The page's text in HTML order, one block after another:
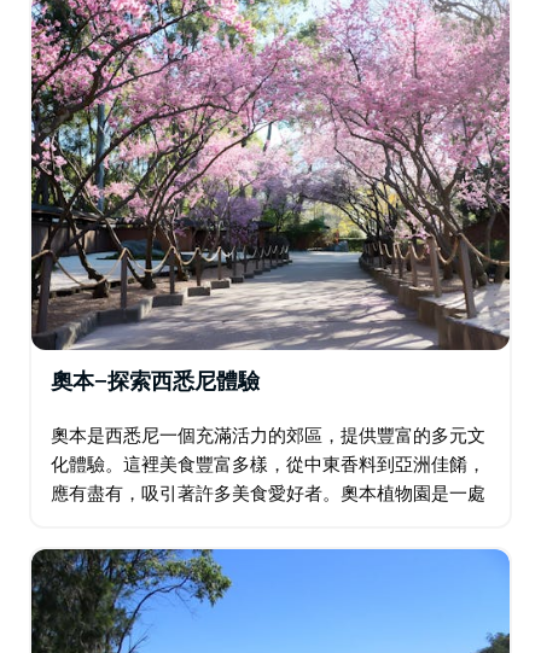
奧本—探索西悉尼體驗
奧本是西悉尼一個充滿活力的郊區，提供豐富的多元文
化體驗。這裡美食豐富多樣，從中東香料到亞洲佳餚，
應有盡有，吸引著許多美食愛好者。奧本植物園是一處
奧本加里波利清真寺等文化地標彰顯該地區的文化遺
產…